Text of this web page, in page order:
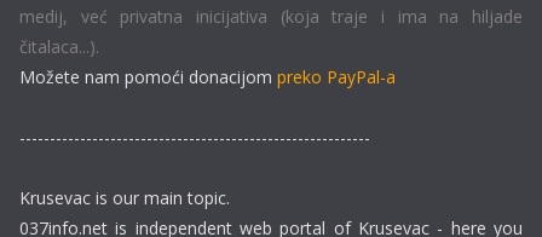
medij, već privatna inicijativa (koja traje i ima na hiljade
čitalaca...).
Možete nam pomoći donacijom preko PayPal-a
----------------------------------------------------------
Krusevac is our main topic.
037info.net is independent web portal of Krusevac - here you